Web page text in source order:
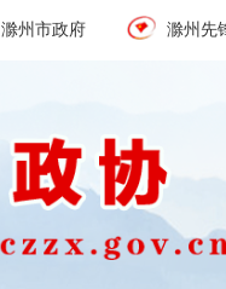
滁州市政府 滁州先